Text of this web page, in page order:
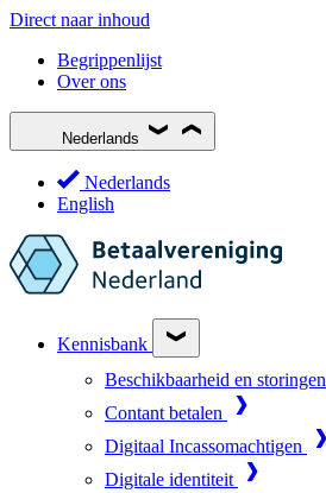
Direct naar inhoud
Begrippenlijst
Over ons
Nederlands
Nederlands
English
Kennisbank
Beschikbaarheid en storingen
Contant betalen
Digitaal Incassomachtigen
Digitale identiteit